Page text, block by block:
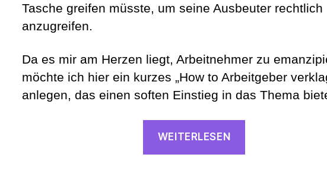
Tasche greifen müsste, um seine Ausbeuter rechtlich
anzugreifen.
Da es mir am Herzen liegt, Arbeitnehmer zu
möchte ich hier ein kurzes „How to Arbeitgeber
anlegen, das einen soften Einstieg in das Thema
WEITERLESEN